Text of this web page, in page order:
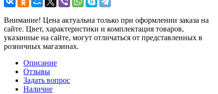
Внимание! Цена актуальна только при оформлении заказа на
сайте. Цвет, характеристики и комплектация товаров,
указанные на сайте, могут отличаться от представленных в
розничных магазинах.
Описание
Отзывы
Задать вопрос
Наличие